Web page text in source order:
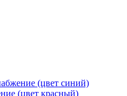
(цвет синий)
(цвет красный)